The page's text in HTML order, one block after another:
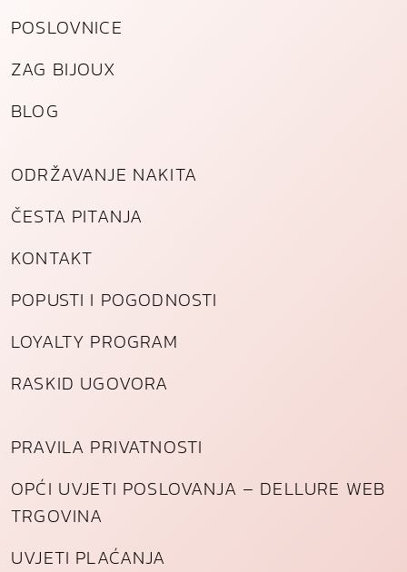
k
k
l
i
n
a
POSLOVNICE
ZAG BIJOUX
BLOG
ODRŽAVANJE NAKITA
ČESTA PITANJA
KONTAKT
POPUSTI I POGODNOSTI
LOYALTY PROGRAM
RASKID UGOVORA
PRAVILA PRIVATNOSTI
OPĆI UVJETI POSLOVANJA – DELLURE WEB
TRGOVINA
UVJETI PLAĆANJA